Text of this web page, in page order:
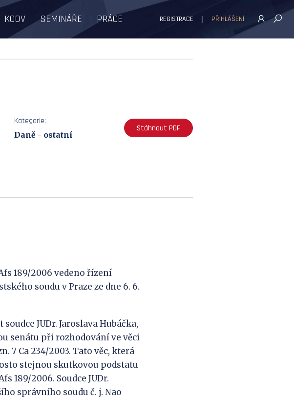
KOOV SEMINÁŘE PRÁCE REGISTRACE PŘIHLÁŠENÍ
Kategorie:
Daně - ostatní
Stáhnout PDF
189/2006 vedeno řízení
soudu v Praze ze dne 6. 6.
JUDr. Jaroslava Hubáčka,
senátu při rozhodování ve věci
7 Ca 234/2003. Tato věc, která
stejnou skutkovou podstatu
189/2006. Soudce JUDr.
správního soudu č. j. Nao